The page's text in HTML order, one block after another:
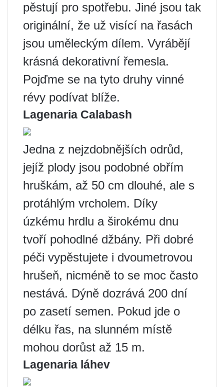
pěstují pro spotřebu. Jiné jsou tak
originální, že už visící na řasách
jsou uměleckým dílem. Vyrábějí
krásná dekorativní řemesla.
Pojďme se na tyto druhy vinné
révy podívat blíže.
Lagenaria Calabash
Jedna z nejzdobnějších odrůd,
jejíž plody jsou podobné obřím
hruškám, až 50 cm dlouhé, ale s
protáhlým vrcholem. Díky
úzkému hrdlu a širokému dnu
tvoří pohodlné džbány. Při dobré
péči vypěstujete i dvoumetrovou
hrušeň, nicméně to se moc často
nestává. Dýně dozrává 200 dní
po zasetí semen. Pokud jde o
délku řas, na slunném místě
mohou dorůst až 15 m.
Lagenaria láhev